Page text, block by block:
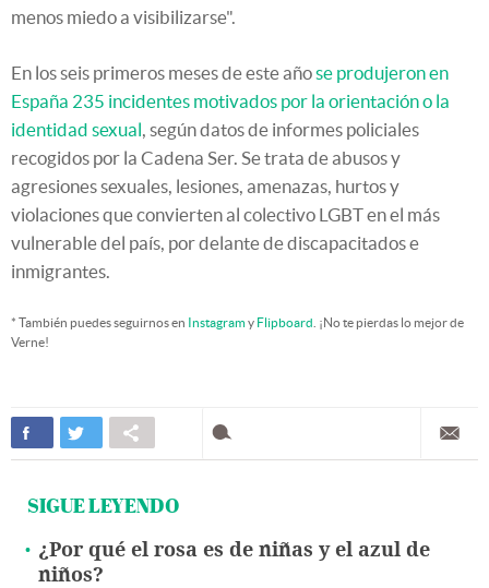
menos miedo a visibilizarse".
En los seis primeros meses de este añose produjeron en
España 235 incidentes motivados por la orientación o la
identidad sexual, según datos de informes policiales
recogidos por la Cadena Ser. Se trata de abusos y
agresiones sexuales, lesiones, amenazas, hurtos y
violaciones que convierten al colectivo LGBT en el más
vulnerable del país, por delante de discapacitados e
inmigrantes.
* También puedes seguirnos en Instagramy Flipboard . ¡No te pierdas lo mejor de
Verne!
SIGUE LEYENDO
¿Por qué el rosa es de niñas y el azul de
niños?